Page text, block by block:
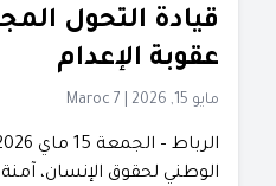
قيادة التحول
عقوبة الإعدام
مايو 15, 2026 Maroc 7
الوطني لحقوق الإنسان،